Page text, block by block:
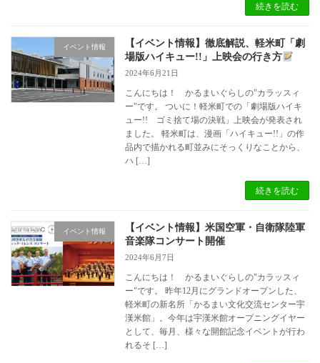
続きを読む
イベント情報
【イベント情報】徹底解説、軽米町「劇
場版ハイキュー!!」上映会の行き方
2024年6月21日
こんにちは！ かるまいぐらしの"カラッスィ
ー"です。 ついに！軽米町での「劇場版ハイキ
ュー!! ゴミ捨て場の決戦」上映会が発表され
ました。 軽米町は、漫画「ハイキュー!!」の作
品内で描かれる町並みにそっくりなことから、
ハ […]
続きを読む
イベント情報
【イベント情報】米国空軍・自衛隊陸軍
音楽隊コンサート開催
2024年6月7日
こんにちは！ かるまいぐらしの"カラッスィ
ー"です。 昨年12月にグランドオープンした、
軽米町の新名所「かるまい文化交流センター宇
漢米館」。今年は宇漢米館オープニングイヤー
として、毎月、様々な開館記念イベントが行わ
れるそ […]